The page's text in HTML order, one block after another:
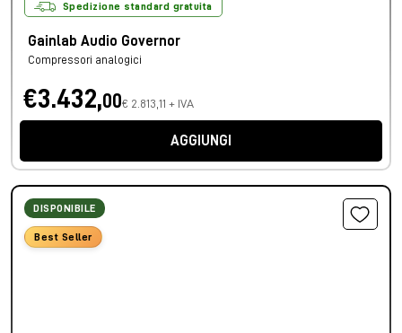
Spedizione standard gratuita
Gainlab Audio Governor
Compressori analogici
€3.432,00€ 2.813,11 + IVA
AGGIUNGI
DISPONIBILE
Best Seller